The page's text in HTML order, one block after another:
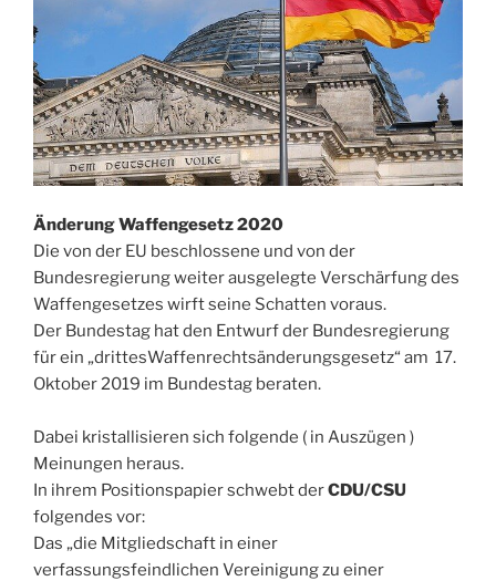
Änderung Waffengesetz 2020
Die von der EU beschlossene und von der
Bundesregierung weiter ausgelegte Verschärfung des
Waffengesetzes wirft seine Schatten voraus.
Der Bundestag hat den Entwurf der Bundesregierung
für ein „drittesWaffenrechtsänderungsgesetz“ am 17.
Oktober 2019 im Bundestag beraten.
Dabei kristallisieren sich folgende ( in Auszügen )
Meinungen heraus.
In ihrem Positionspapier schwebt derCDU/CSU
folgendes vor:
Das „die Mitgliedschaft in einer
verfassungsfeindlichen Vereinigung zu einer